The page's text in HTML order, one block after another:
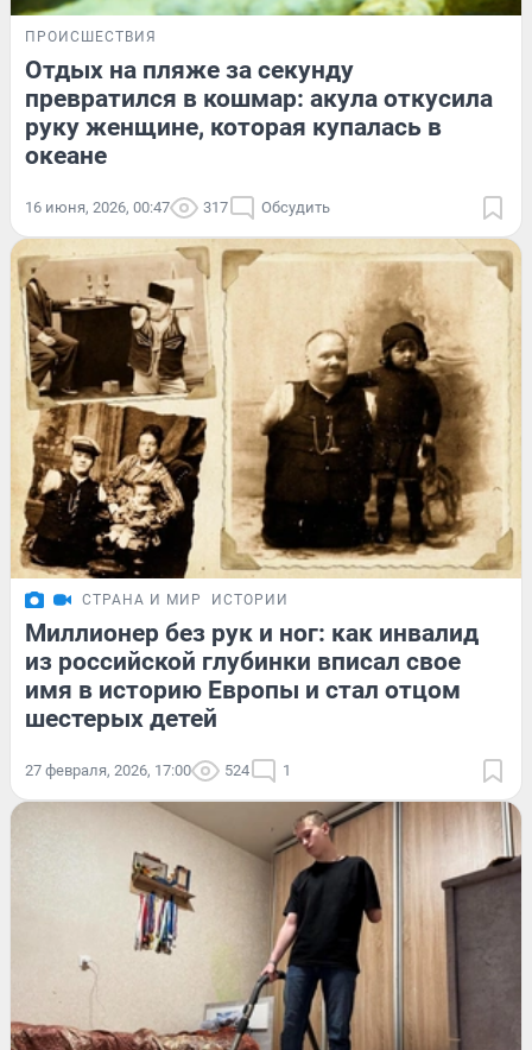
ПРОИСШЕСТВИЯ
Отдых на пляже за секунду
превратился в кошмар: акула откусила
руку женщине, которая купалась в
океане
16 июня, 2026, 00:47 317 Обсудить
СТРАНА И МИР ИСТОРИИ
Миллионер без рук и ног: как инвалид
из российской глубинки вписал свое
имя в историю Европы и стал отцом
шестерых детей
27 февраля, 2026, 17:00 524 1